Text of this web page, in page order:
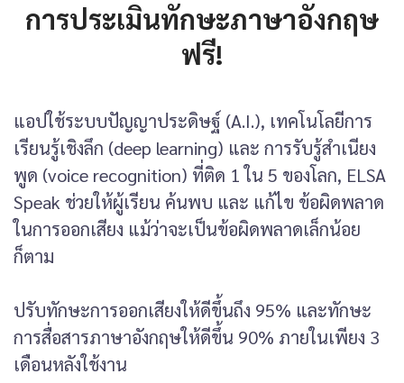
การประเมินทักษะภาษาอังกฤษ
ฟรี!
แอปใช้ระบบปัญญาประดิษฐ์ (A.I.), เทคโนโลยีการ
เรียนรู้เชิงลึก (deep learning) และ การรับรู้สำเนียง
พูด (voice recognition) ที่ติด 1 ใน 5 ของโลก, ELSA
Speak ช่วยให้ผู้เรียน ค้นพบ และ แก้ไข ข้อผิดพลาด
ในการออกเสียง แม้ว่าจะเป็นข้อผิดพลาดเล็กน้อย
ก็ตาม
ปรับทักษะการออกเสียงให้ดีขึ้นถึง 95% และทักษะ
การสื่อสารภาษาอังกฤษให้ดีขึ้น 90% ภายในเพียง 3
เดือนหลังใช้งาน